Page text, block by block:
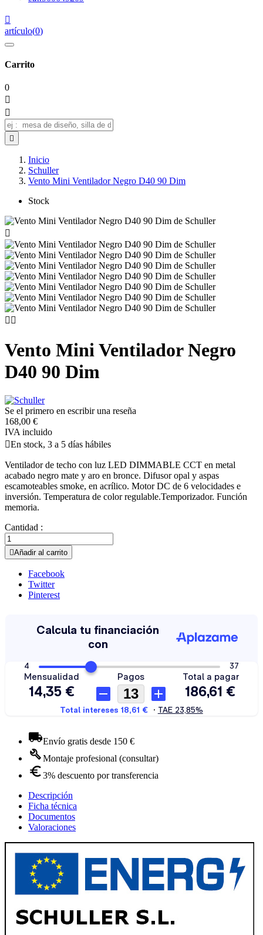

artículo(0)
Carrito
0



Inicio
Schuller
Vento Mini Ventilador Negro D40 90 Dim
Stock

 
Vento Mini Ventilador Negro
D40 90 Dim
Se el primero en escribir una reseña
168,00 €
IVA incluido
En stock, 3 a 5 días hábiles
Ventilador de techo con luz LED DIMMABLE CCT en metal
acabado negro mate y aro en bronce. Difusor opal y aspas
escamoteables smoke, en acrílico. Motor DC de 6 velocidades e
inversión. Temperatura de color regulable.Temporizador. Función
memoria.
Cantidad :
Añadir al carrito
Facebook
Twitter
Pinterest
Envío gratis desde 150 €
Montaje profesional (consultar)
3% descuento por transferencia
Descripción
Ficha técnica
Documentos
Valoraciones